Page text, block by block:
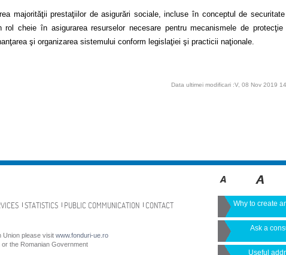
majorităţii prestaţiilor de asigurări sociale, incluse în conceptul de
rol cheie în asigurarea resurselor necesare pentru mecanismele de
şi organizarea sistemului conform legislaţiei şi practicii naţionale.
Data ultimei modificari :V, 08 Nov 2019
STATISTICS PUBLIC COMMUNICATION CONTACT
Union please visit www.fonduri-ue.ro
the Romanian Government
Why to create
Ask a
Useful